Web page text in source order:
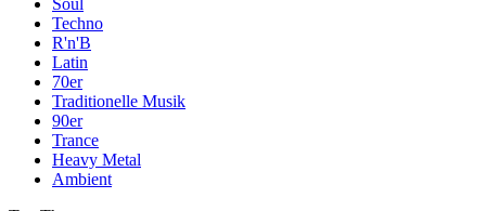
Soul
Techno
R'n'B
Latin
70er
Traditionelle Musik
90er
Trance
Heavy Metal
Ambient